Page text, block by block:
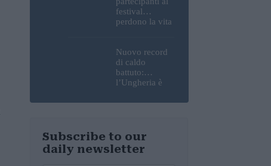
mette in luce
un fatto
festival
perdono la vita
Ungheria
Nuovo record
di caldo
battuto:
l’Ungheria è
più caldi
Subscribe to our
daily newsletter